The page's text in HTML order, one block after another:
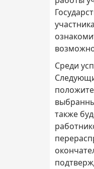
Среди
также